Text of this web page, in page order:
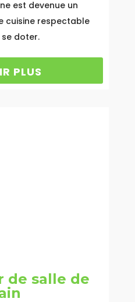
est devenue un
cuisine respectable
doter.
PLUS
de salle de